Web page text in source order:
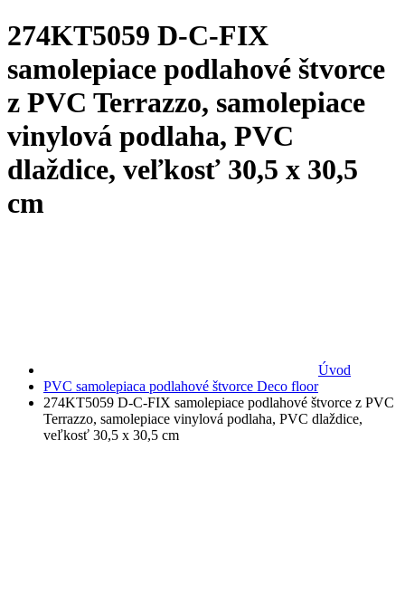
274KT5059 D-C-FIX
samolepiace podlahové štvorce
z PVC Terrazzo, samolepiace
vinylová podlaha, PVC
dlaždice, veľkosť 30,5 x 30,5
cm
Úvod
PVC samolepiaca podlahové štvorce Deco floor
274KT5059 D-C-FIX samolepiace podlahové štvorce z PVC
Terrazzo, samolepiace vinylová podlaha, PVC dlaždice,
veľkosť 30,5 x 30,5 cm